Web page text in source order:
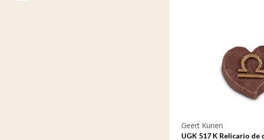
Geert Kunen
UGK 517 K Relicario de